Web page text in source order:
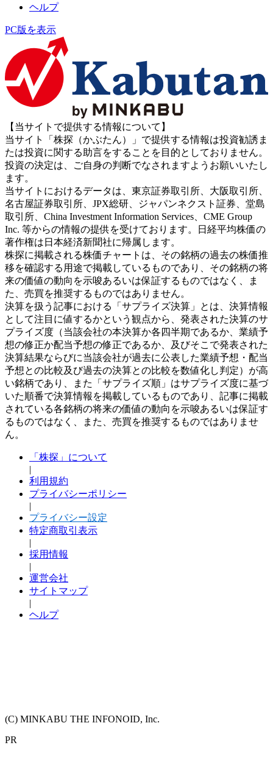
ヘルプ
PC版を表示
【当サイトで提供する情報について】
当サイト「株探（かぶたん）」で提供する情報は投資勧誘ま
たは投資に関する助言をすることを目的としておりません。
投資の決定は、ご自身の判断でなされますようお願いいたし
ます。
当サイトにおけるデータは、東京証券取引所、大阪取引所、
名古屋証券取引所、JPX総研、ジャパンネクスト証券、堂島
取引所、China Investment Information Services、CME Group
Inc. 等からの情報の提供を受けております。日経平均株価の
著作権は日本経済新聞社に帰属します。
株探に掲載される株価チャートは、その銘柄の過去の株価推
移を確認する用途で掲載しているものであり、その銘柄の将
来の価値の動向を示唆あるいは保証するものではなく、ま
た、売買を推奨するものではありません。
決算を扱う記事における「サプライズ決算」とは、決算情報
として注目に値するかという観点から、発表された決算のサ
プライズ度（当該会社の本決算か各四半期であるか、業績予
想の修正か配当予想の修正であるか、及びそこで発表された
決算結果ならびに当該会社が過去に公表した業績予想・配当
予想との比較及び過去の決算との比較を数値化し判定）が高
い銘柄であり、また「サプライズ順」はサプライズ度に基づ
いた順番で決算情報を掲載しているものであり、記事に掲載
されている各銘柄の将来の価値の動向を示唆あるいは保証す
るものではなく、また、売買を推奨するものではありませ
ん。
「株探」について
|
利用規約
プライバシーポリシー
|
プライバシー設定
特定商取引表示
|
採用情報
|
運営会社
サイトマップ
|
ヘルプ
(C) MINKABU THE INFONOID, Inc.
PR